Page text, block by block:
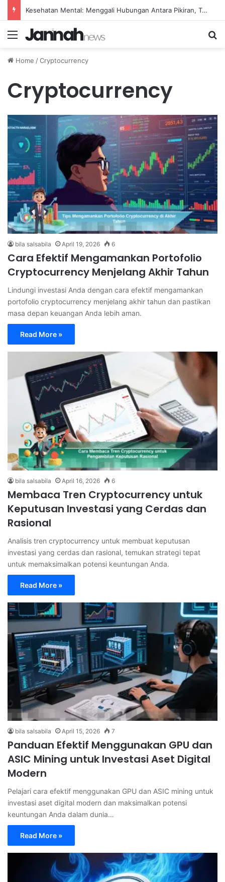
Kesehatan Mental: Menggali Hubungan Antara Pikiran, Tubuh, dan Emosi secara Mendalam
Menu
Home /Cryptocurrency
Cryptocurrency
bila salsabila April 19, 2026 6
Cara Efektif Mengamankan Portofolio
Cryptocurrency Menjelang Akhir Tahun
Lindungi investasi Anda dengan cara efektif mengamankan
portofolio cryptocurrency menjelang akhir tahun dan pastikan
masa depan keuangan Anda lebih aman.
Read More »
bila salsabila April 16, 2026 6
Membaca Tren Cryptocurrency untuk
Keputusan Investasi yang Cerdas dan
Rasional
Analisis tren cryptocurrency untuk membuat keputusan
investasi yang cerdas dan rasional, temukan strategi tepat
untuk memaksimalkan potensi keuntungan Anda.
Read More »
bila salsabila April 15, 2026 7
Panduan Efektif Menggunakan GPU dan
ASIC Mining untuk Investasi Aset Digital
Modern
Pelajari cara efektif menggunakan GPU dan ASIC mining untuk
investasi aset digital modern dan maksimalkan potensi
keuntungan Anda dalam dunia…
Read More »